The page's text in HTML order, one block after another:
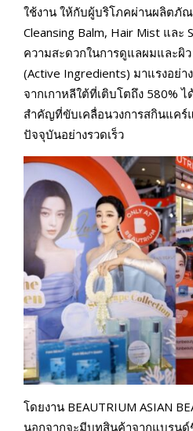
ใช้งาน ให้กับผู้บริโภคผ่านผลิตภั
Cleansing Balm, Hair Mist และ
ความสะดวกในการดูแลผมและผิ
(Active Ingredients) มาแรงอย่า
จากเกาหลีใต้ที่เติบโตถึง 580%
สำคัญที่ขับเคลื่อนวงการสกินแคร์
ปัจจุบันอย่างรวดเร็ว
โดยงาน BEAUTRIUM ASIAN
นอกจากจะมีบูทสินค้าจากแบรน